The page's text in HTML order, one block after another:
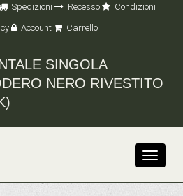
Spedizioni Recesso
Condizioni
Account Carrello
SINGOLA
NERO RIVESTITO
Toggle